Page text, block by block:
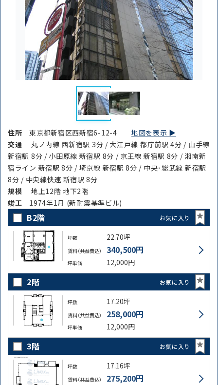
住所東京都新宿区西新宿6-12-4地図を表示 ▶︎
交通
丸ノ内線 西新宿駅 3分 / 大江戸線 都庁前駅 4分 / 山手線
新宿駅 8分 / 小田原線 新宿駅 8分 / 京王線 新宿駅 8分 / 湘南新
宿ライン 新宿駅 8分 / 埼京線 新宿駅 8分 / 中央･総武線 新宿駅
8分 / 中央線快速 新宿駅 8分
規模
地上12階 地下2階
竣⼯ 1974年1月 (新耐震基準ビル)
B2階 お気に入り
坪数 22.70坪
賃料（共益費込） 340,500円
坪単価 12,000円
2階 お気に入り
坪数 17.20坪
賃料（共益費込） 258,000円
坪単価 12,000円
3階 お気に入り
坪数 17.16坪
賃料（共益費込） 275,200円